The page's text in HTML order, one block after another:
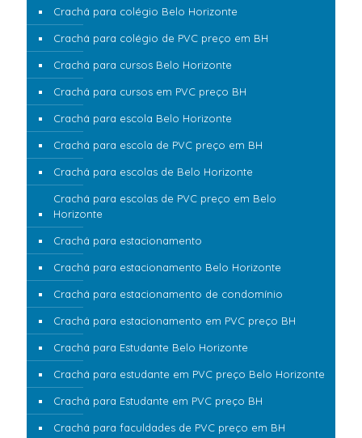
Crachá para colégio Belo Horizonte
Crachá para colégio de PVC preço em BH
Crachá para cursos Belo Horizonte
Crachá para cursos em PVC preço BH
Crachá para escola Belo Horizonte
Crachá para escola de PVC preço em BH
Crachá para escolas de Belo Horizonte
Crachá para escolas de PVC preço em Belo
Horizonte
Crachá para estacionamento
Crachá para estacionamento Belo Horizonte
Crachá para estacionamento de condomínio
Crachá para estacionamento em PVC preço BH
Crachá para Estudante Belo Horizonte
Crachá para estudante em PVC preço Belo Horizonte
Crachá para Estudante em PVC preço BH
Crachá para faculdades de PVC preço em BH